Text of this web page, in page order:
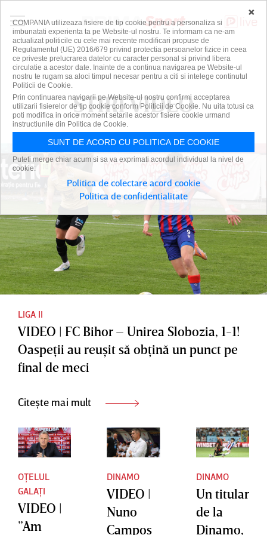
ȘTIRI VIDEO
LIGA II
VIDEO | FC Bihor – Unirea Slobozia, 1-1!
Oaspeţii au reuşit să obţină un punct pe
final de meci
Citește mai mult
OȚELUL
GALAȚI
VIDEO |
”Am
DINAMO
VIDEO |
Nuno
Campos
DINAMO
Un titular
de la
Dinamo,
×
COMPANIA utilizeaza fisiere de tip cookie pentru a personaliza si
imbunatati experienta ta pe Website-ul nostru. Te informam ca ne-am
actualizat politicile cu cele mai recente modificari propuse de
Regulamentul (UE) 2016/679 privind protectia persoanelor fizice in ceea
ce priveste prelucrarea datelor cu caracter personal si privind libera
circulatie a acestor date. Inainte de a continua navigarea pe Website-ul
nostru te rugam sa aloci timpul necesar pentru a citi si intelege continutul
Politicii de Cookie.
Prin continuarea navigarii pe Website-ul nostru confirmi acceptarea
utilizarii fisierelor de tip cookie conform Politicii de Cookie. Nu uita totusi ca
poti modifica in orice moment setarile acestor fisiere cookie urmand
instructiunile din Politica de Cookie.
SUNT DE ACORD CU POLITICA DE COOKIE
Puteti merge chiar acum si sa va exprimati acordul individual la nivel de
cookie:
Politica de colectare acord cookie
Politica de confidentialitate